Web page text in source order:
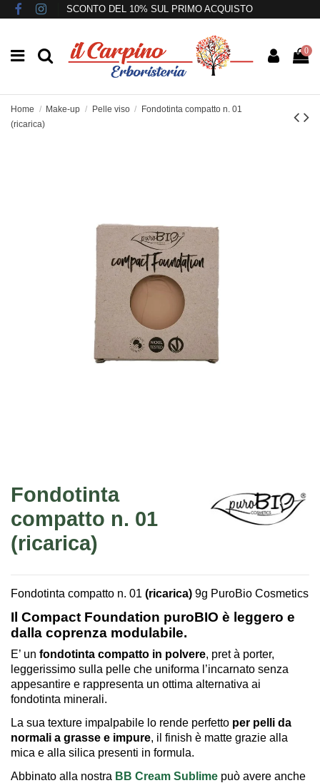
SCONTO DEL 10% SUL PRIMO ACQUISTO
0
Home Make-up Pelle viso
Fondotinta compatto n. 01
(ricarica)
Fondotinta
compatto n. 01
(ricarica)
Fondotinta compatto n. 01 (ricarica) 9g PuroBio Cosmetics
Il Compact Foundation puroBIO è leggero e
dalla coprenza modulabile.
E’ un fondotinta compatto in polvere, pret à porter,
leggerissimo sulla pelle che uniforma l’incarnato senza
appesantire e rappresenta un ottima alternativa ai
fondotinta minerali.
La sua texture impalpabile lo rende perfetto per pelli da
normali a grasse e impure, il finish è matte grazie alla
mica e alla silica presenti in formula.
Abbinato alla nostra BB Cream Sublime può avere anche